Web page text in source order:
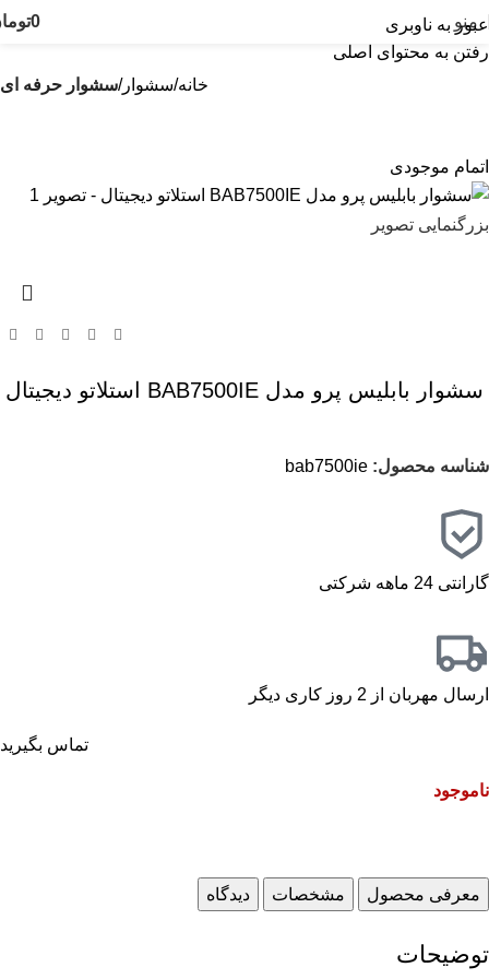
عبور به ناوبری
رفتن به محتوای اصلی
منو 0
خانه سشوار سشوار حرفه ای
اتمام موجودی
بزرگنمایی تصویر
سشوار بابلیس پرو مدل BAB7500IE استلاتو دیجیتال
شناسه محصول: bab7500ie
گارانتی 24 ماهه شرکتی
ارسال مهربان از 2 روز کاری دیگر
تماس بگیرید
ناموجود
معرفی محصول مشخصات دیدگاه
توضیحات